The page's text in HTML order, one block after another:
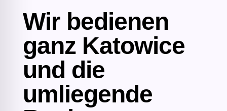
Wir bedienen
ganz Katowice
und die
umliegende